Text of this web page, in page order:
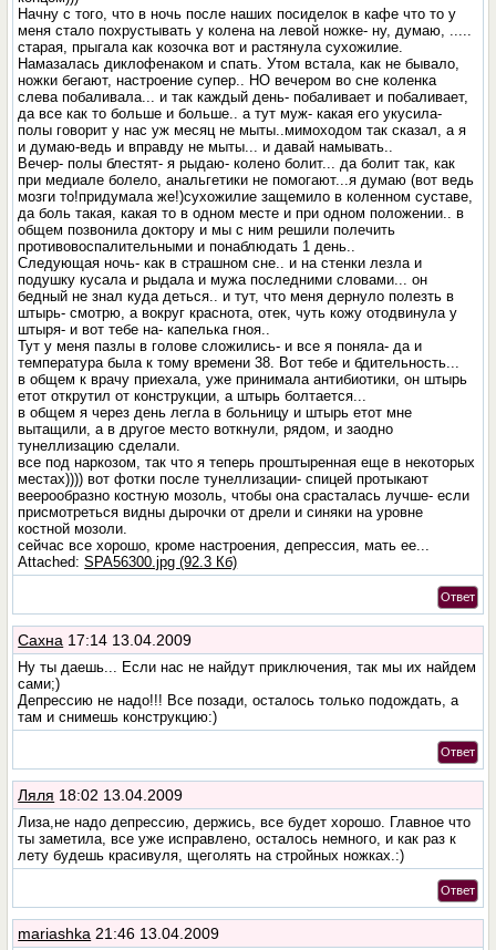
Начну с того, что в ночь после наших посиделок в кафе что то у
меня стало похрустывать у колена на левой ножке- ну, думаю, .....
старая, прыгала как козочка вот и растянула сухожилие.
Намазалась диклофенаком и спать. Утом встала, как не бывало,
ножки бегают, настроение супер.. НО вечером во сне коленка
слева побаливала... и так каждый день- побаливает и побаливает,
да все как то больше и больше.. а тут муж- какая его укусила-
полы говорит у нас уж месяц не мыты..мимоходом так сказал, а я
и думаю-ведь и вправду не мыты... и давай намывать..
Вечер- полы блестят- я рыдаю- колено болит... да болит так, как
при медиале болело, анальгетики не помогают...я думаю (вот ведь
мозги то!придумала же!)сухожилие защемило в коленном суставе,
да боль такая, какая то в одном месте и при одном положении.. в
общем позвонила доктору и мы с ним решили полечить
противовоспалительными и понаблюдать 1 день..
Следующая ночь- как в страшном сне.. и на стенки лезла и
подушку кусала и рыдала и мужа последними словами... он
бедный не знал куда деться.. и тут, что меня дернуло полезть в
штырь- смотрю, а вокруг краснота, отек, чуть кожу отодвинула у
штыря- и вот тебе на- капелька гноя..
Тут у меня пазлы в голове сложились- и все я поняла- да и
температура была к тому времени 38. Вот тебе и бдительность...
в общем к врачу приехала, уже принимала антибиотики, он штырь
етот открутил от конструкции, а штырь болтается...
в общем я через день легла в больницу и штырь етот мне
вытащили, а в другое место воткнули, рядом, и заодно
тунеллизацию сделали.
все под наркозом, так что я теперь проштыренная еще в некоторых
местах)))) вот фотки после тунеллизации- спицей протыкают
веерообразно костную мозоль, чтобы она срасталась лучше- если
присмотреться видны дырочки от дрели и синяки на уровне
костной мозоли.
сейчас все хорошо, кроме настроения, депрессия, мать ее...
Attached:SPA56300.jpg (92.3 Кб)
Ответ
Сахна 17:14 13.04.2009
Ну ты даешь... Если нас не найдут приключения, так мы их найдем
сами;)
Депрессию не надо!!! Все позади, осталось только подождать, а
там и снимешь конструкцию:)
Ответ
Ляля 18:02 13.04.2009
Лиза,не надо депрессию, держись, все будет хорошо. Главное что
ты заметила, все уже исправлено, осталось немного, и как раз к
лету будешь красивуля, щеголять на стройных ножках.:)
Ответ
mariashka 21:46 13.04.2009